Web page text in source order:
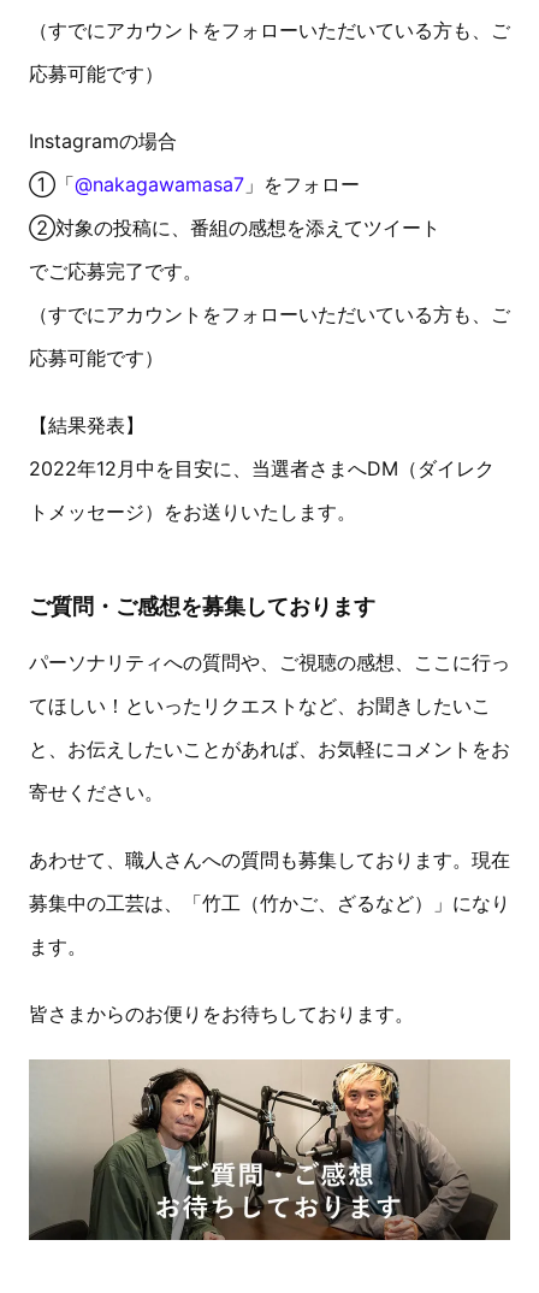
（すでにアカウントをフォローいただいている方も、ご
応募可能です）
Instagramの場合
①「@nakagawamasa7 」をフォロー
②対象の投稿に、番組の感想を添えてツイート
でご応募完了です。
（すでにアカウントをフォローいただいている方も、ご
応募可能です）
【結果発表】
2022年12月中を目安に、当選者さまへDM（ダイレク
トメッセージ）をお送りいたします。
ご質問・ご感想を募集しております
パーソナリティへの質問や、ご視聴の感想、ここに行っ
てほしい！といったリクエストなど、お聞きしたいこ
と、お伝えしたいことがあれば、お気軽にコメントをお
寄せください。
あわせて、職人さんへの質問も募集しております。現在
募集中の工芸は、「竹工（竹かご、ざるなど）」になり
ます。
皆さまからのお便りをお待ちしております。